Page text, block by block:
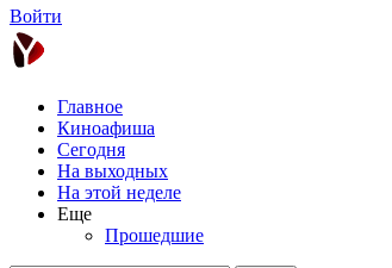
Войти
Главное
Киноафиша
Сегодня
На выходных
На этой неделе
Еще
Прошедшие